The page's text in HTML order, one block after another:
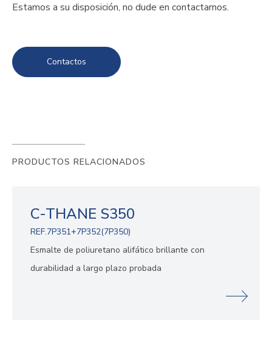
Estamos a su disposición, no dude en contactarnos.
Contactos
PRODUCTOS RELACIONADOS
C-THANE S350
REF.7P351+7P352(7P350)
Esmalte de poliuretano alifático brillante con
durabilidad a largo plazo probada